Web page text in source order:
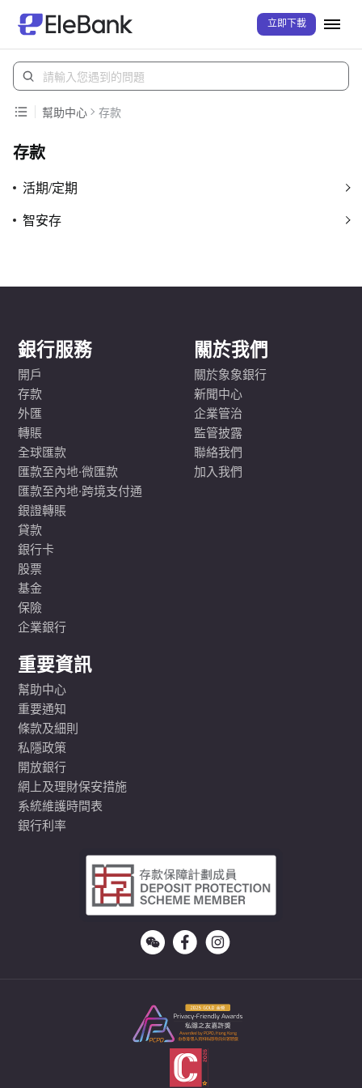
立即下載
幫助中心 存款
存款
活期/定期
智安存
銀行服務
開戶
存款
外匯
轉賬
全球匯款
匯款至內地·微匯款
匯款至內地·跨境支付通
銀證轉賬
貸款
銀行卡
股票
基金
保險
企業銀行
關於我們
關於象象銀行
新聞中心
企業管治
監管披露
聯絡我們
加入我們
重要資訊
幫助中心
重要通知
條款及細則
私隱政策
開放銀行
網上及理財保安措施
系統維護時間表
銀行利率